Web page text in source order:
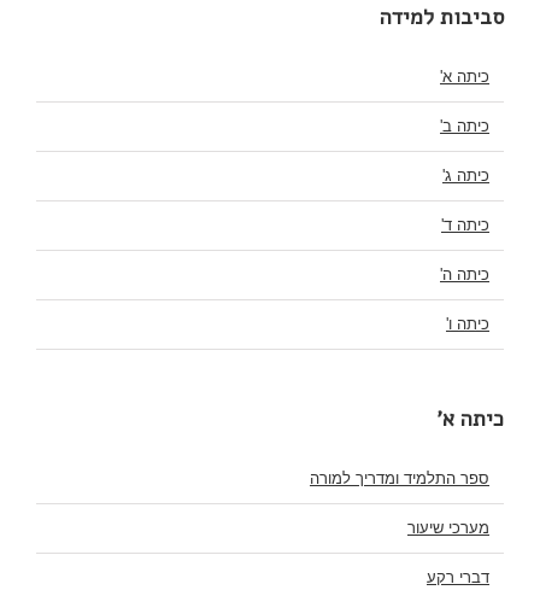
סביבות למידה
כיתה א'
כיתה ב'
כיתה ג'
כיתה ד'
כיתה ה'
כיתה ו'
כיתה א'
ספר התלמיד ומדריך למורה
מערכי שיעור
דברי רקע